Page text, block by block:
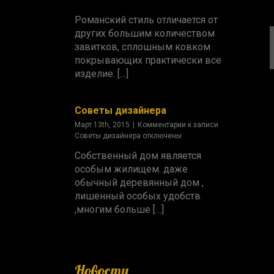
Романский стиль отличается от
других большим количеством
завитков, сплошным ковком
покрывающих практически все
изделие. […]
Советы дизайнера
Март 13th, 2015 Комментарии к записи
Советы дизайнера отключены
Собственный дом является
особым жилищем. даже
обычный деревянный дом ,
лишенный особых удобств
,многим больше […]
Новости